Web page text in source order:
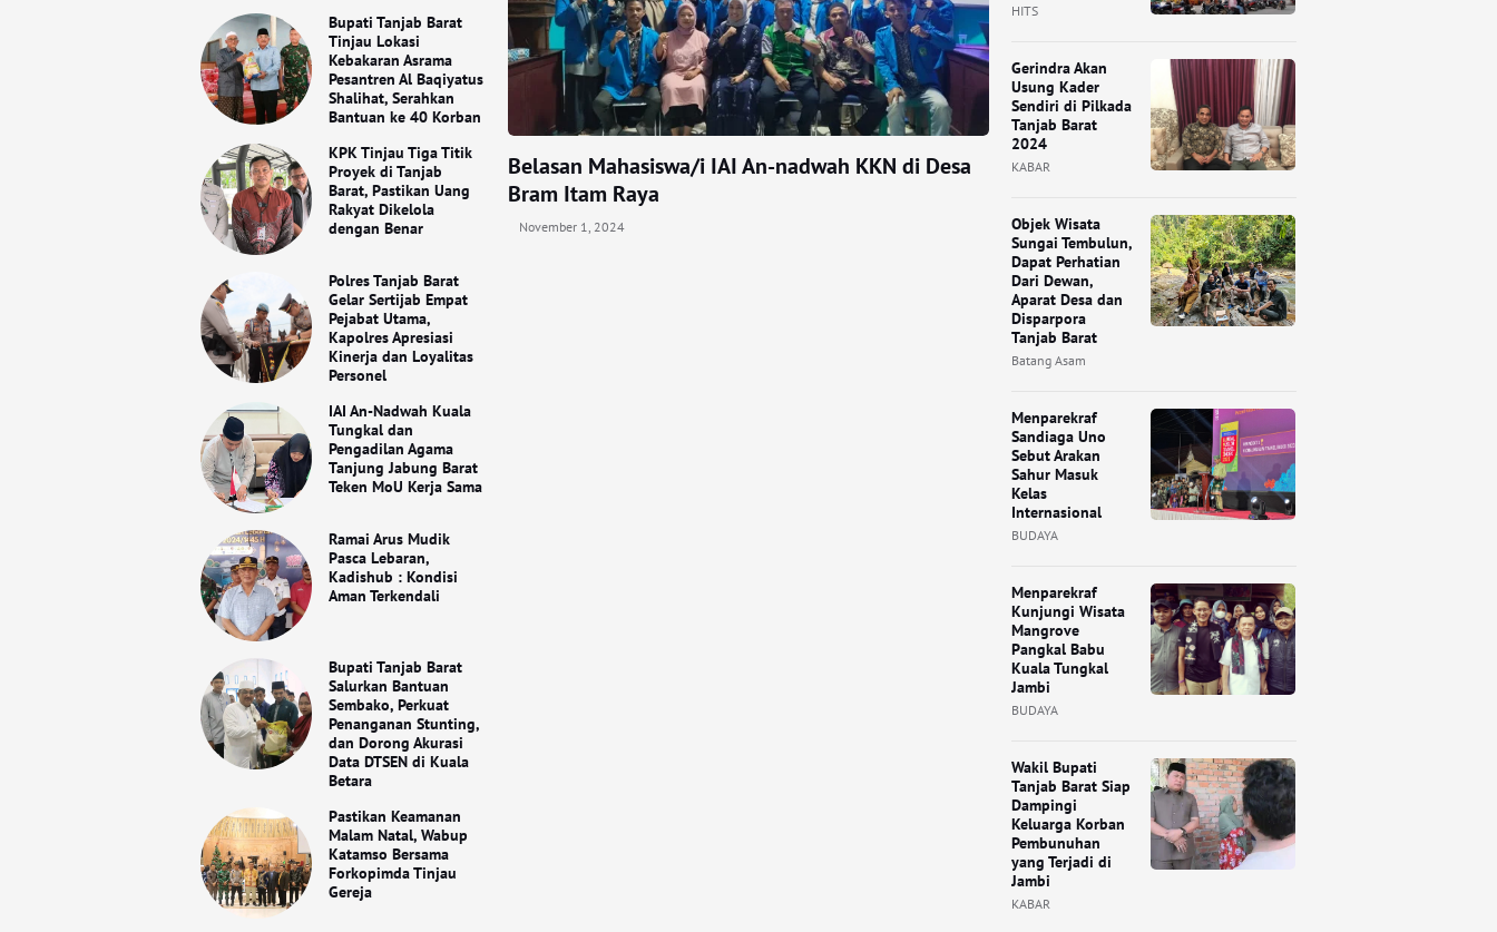
Bupati Tanjab Barat
Tinjau Lokasi
Kebakaran Asrama
Pesantren Al Baqiyatus
Shalihat, Serahkan
Bantuan ke 40 Korban
KPK Tinjau Tiga Titik
Proyek di Tanjab
Barat, Pastikan Uang
Rakyat Dikelola
dengan Benar
Polres Tanjab Barat
Gelar Sertijab Empat
Pejabat Utama,
Kapolres Apresiasi
Kinerja dan Loyalitas
Personel
IAI An-Nadwah Kuala
Tungkal dan
Pengadilan Agama
Tanjung Jabung Barat
Teken MoU Kerja Sama
Ramai Arus Mudik
Pasca Lebaran,
Kadishub : Kondisi
Aman Terkendali
Bupati Tanjab Barat
Salurkan Bantuan
Sembako, Perkuat
Penanganan Stunting,
dan Dorong Akurasi
Data DTSEN di Kuala
Betara
Pastikan Keamanan
Malam Natal, Wabup
Katamso Bersama
Forkopimda Tinjau
Gereja
Belasan Mahasiswa/i IAI An-nadwah KKN di Desa
Bram Itam Raya
November 1, 2024
HITS
Gerindra Akan
Usung Kader
Sendiri di Pilkada
Tanjab Barat
2024
KABAR
Objek Wisata
Sungai Tembulun,
Dapat Perhatian
Dari Dewan,
Aparat Desa dan
Disparpora
Tanjab Barat
Batang Asam
Menparekraf
Sandiaga Uno
Sebut Arakan
Sahur Masuk
Kelas
Internasional
BUDAYA
Menparekraf
Kunjungi Wisata
Mangrove
Pangkal Babu
Kuala Tungkal
Jambi
BUDAYA
Wakil Bupati
Tanjab Barat Siap
Dampingi
Keluarga Korban
Pembunuhan
yang Terjadi di
Jambi
KABAR